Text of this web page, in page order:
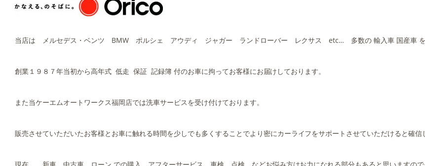
当店は メルセデス・ベンツ BMW ポルシェ アウディ ジャガー ランドローバー レクサス etc… 多数の 輸入車 国産車 を
創業１９８７年当初から高年式 低走 保証 記録簿 付のお車に拘ってお客様にお届けしております。
また当ケーエムオートワークス福岡店では洗車サービスを受け付けております。
販売させていただいたお客様とお車に触れる時間を少しでも多くすることでより密にカーライフをサポートさせていただけると確信